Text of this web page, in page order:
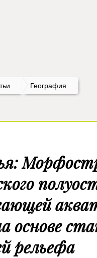
География
основе
рельефа